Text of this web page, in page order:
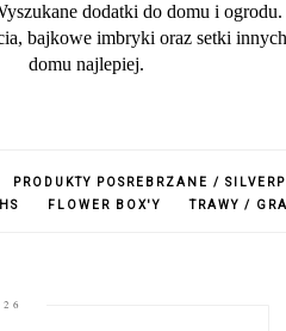
dodatki do domu i
bajkowe imbryki oraz setki
domu najlepiej.
PRODUKTY POSREBRZANE /
FLOWER BOX'Y TRAWY /